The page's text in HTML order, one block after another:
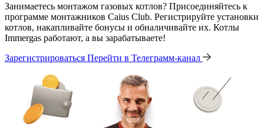
Занимаетесь монтажом газовых котлов? Присоединяйтесь к
программе монтажников Caius Club. Регистрируйте установки
котлов, накапливайте бонусы и обналичивайте их. Котлы
Immergas работают, а вы зарабатываете!
Зарегистрироваться Перейти в Телеграмм-канал